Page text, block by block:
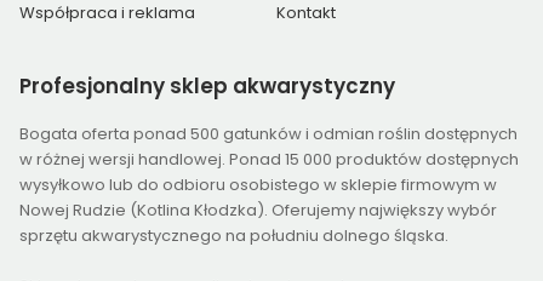
Współpraca i reklama Kontakt
Profesjonalny sklep akwarystyczny
Bogata oferta ponad 500 gatunków i odmian roślin dostępnych
w różnej wersji handlowej. Ponad 15 000 produktów dostępnych
wysyłkowo lub do odbioru osobistego w sklepie firmowym w
Nowej Rudzie (Kotlina Kłodzka). Oferujemy największy wybór
sprzętu akwarystycznego na południu dolnego śląska.